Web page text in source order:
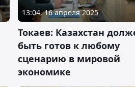
13:04, 16 апреля 2025
Токаев: Казахстан
быть готов к любому
сценарию в мировой
экономике